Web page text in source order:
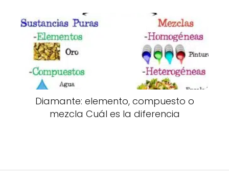
Diamante: elemento, compuesto o
mezcla Cuál es la diferencia